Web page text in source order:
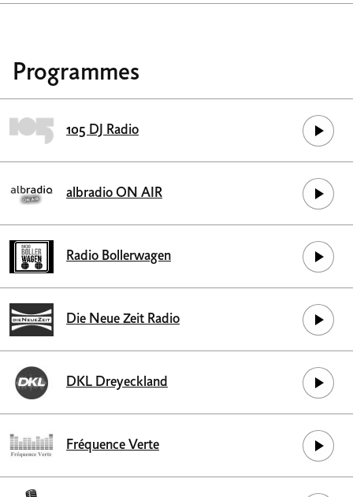
Programmes
105 DJ Radio
albradio ON AIR
Radio Bollerwagen
Die Neue Zeit Radio
DKL Dreyeckland
Fréquence Verte